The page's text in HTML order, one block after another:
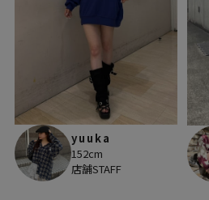
yuuka
152cm
店舗STAFF